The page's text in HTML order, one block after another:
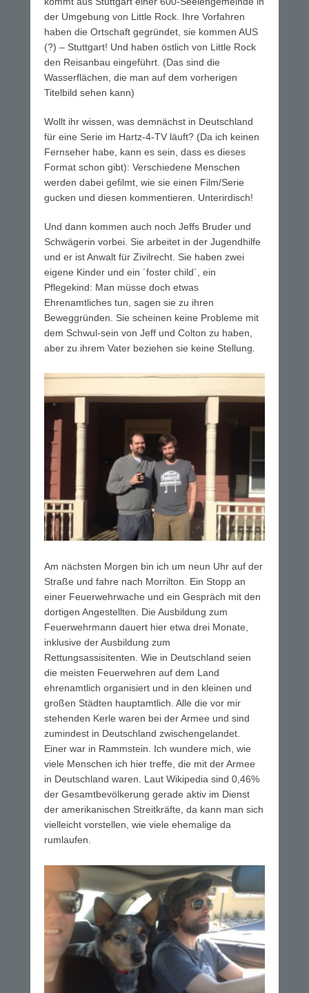
der Umgebung von Little Rock. Ihre Vorfahren
haben die Ortschaft gegründet, sie kommen AUS
(?) – Stuttgart! Und haben östlich von Little Rock
den Reisanbau eingeführt. (Das sind die
Wasserflächen, die man auf dem vorherigen
Titelbild sehen kann)
Wollt ihr wissen, was demnächst in Deutschland
für eine Serie im Hartz-4-TV läuft? (Da ich keinen
Fernseher habe, kann es sein, dass es dieses
Format schon gibt): Verschiedene Menschen
werden dabei gefilmt, wie sie einen Film/Serie
gucken und diesen kommentieren. Unterirdisch!
Und dann kommen auch noch Jeffs Bruder und
Schwägerin vorbei. Sie arbeitet in der Jugendhilfe
und er ist Anwalt für Zivilrecht. Sie haben zwei
eigene Kinder und ein ´foster child´, ein
Pflegekind: Man müsse doch etwas
Ehrenamtliches tun, sagen sie zu ihren
Beweggründen. Sie scheinen keine Probleme mit
dem Schwul-sein von Jeff und Colton zu haben,
aber zu ihrem Vater beziehen sie keine Stellung.
Am nächsten Morgen bin ich um neun Uhr auf der
Straße und fahre nach Morrilton. Ein Stopp an
einer Feuerwehrwache und ein Gespräch mit den
dortigen Angestellten. Die Ausbildung zum
Feuerwehrmann dauert hier etwa drei Monate,
inklusive der Ausbildung zum
Rettungsassisitenten. Wie in Deutschland seien
die meisten Feuerwehren auf dem Land
ehrenamtlich organisiert und in den kleinen und
großen Städten hauptamtlich. Alle die vor mir
stehenden Kerle waren bei der Armee und sind
zumindest in Deutschland zwischengelandet.
Einer war in Rammstein. Ich wundere mich, wie
viele Menschen ich hier treffe, die mit der Armee
in Deutschland waren. Laut Wikipedia sind 0,46%
der Gesamtbevölkerung gerade aktiv im Dienst
der amerikanischen Streitkräfte, da kann man sich
vielleicht vorstellen, wie viele ehemalige da
rumlaufen.